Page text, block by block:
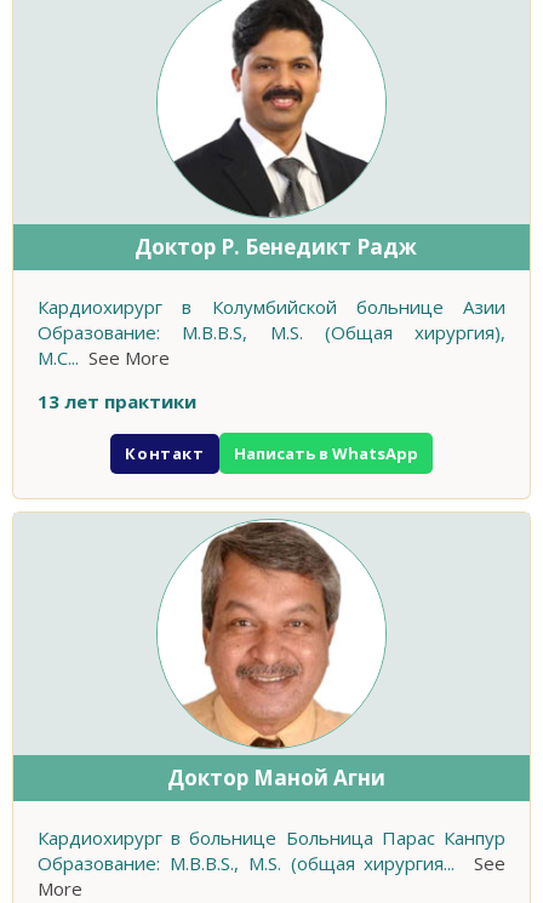
Доктор Р. Бенедикт Радж
Кардиохирург в Колумбийской больнице Азии
Образование: M.B.B.S, M.S. (Общая хирургия),
M.C... See More
13 лет практики
Контакт Написать в WhatsApp
Доктор Маной Агни
Кардиохирург в больнице Больница Парас Канпур
Образование: M.B.B.S., M.S. (общая хирургия...
See
More